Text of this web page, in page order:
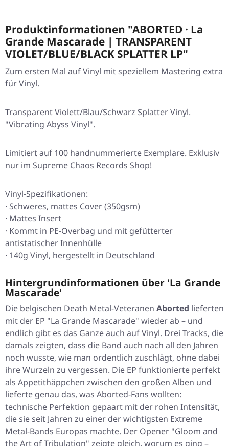
Produktinformationen "ABORTED · La
Grande Mascarade | TRANSPARENT
VIOLET/BLUE/BLACK SPLATTER LP"
Zum ersten Mal auf Vinyl mit speziellem Mastering extra
für Vinyl.
Transparent Violett/Blau/Schwarz Splatter Vinyl.
"Vibrating Abyss Vinyl".
Limitiert auf 100 handnummerierte Exemplare. Exklusiv
nur im Supreme Chaos Records Shop!
Vinyl-Spezifikationen:
· Schweres, mattes Cover (350gsm)
· Mattes Insert
· Kommt in PE-Overbag und mit gefütterter
antistatischer Innenhülle
· 140g Vinyl, hergestellt in Deutschland
Hintergrundinformationen über 'La Grande
Mascarade'
Die belgischen Death Metal-Veteranen Aborted lieferten
mit der EP "La Grande Mascarade" wieder ab – und
endlich gibt es das Ganze auch auf Vinyl. Drei Tracks, die
damals zeigten, dass die Band auch nach all den Jahren
noch wusste, wie man ordentlich zuschlägt, ohne dabei
ihre Wurzeln zu vergessen. Die EP funktionierte perfekt
als Appetithäppchen zwischen den großen Alben und
lieferte genau das, was Aborted-Fans wollten:
technische Perfektion gepaart mit der rohen Intensität,
die sie seit Jahren zu einer der wichtigsten Extreme
Metal-Bands Europas machte. Der Opener "Gloom and
the Art of Tribulation" zeigte gleich, worum es ging –